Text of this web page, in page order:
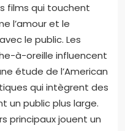
films qui touchent
l’amour et le
le public. Les
à-oreille influencent
étude de l’American
qui intègrent des
un public plus large.
principaux jouent un